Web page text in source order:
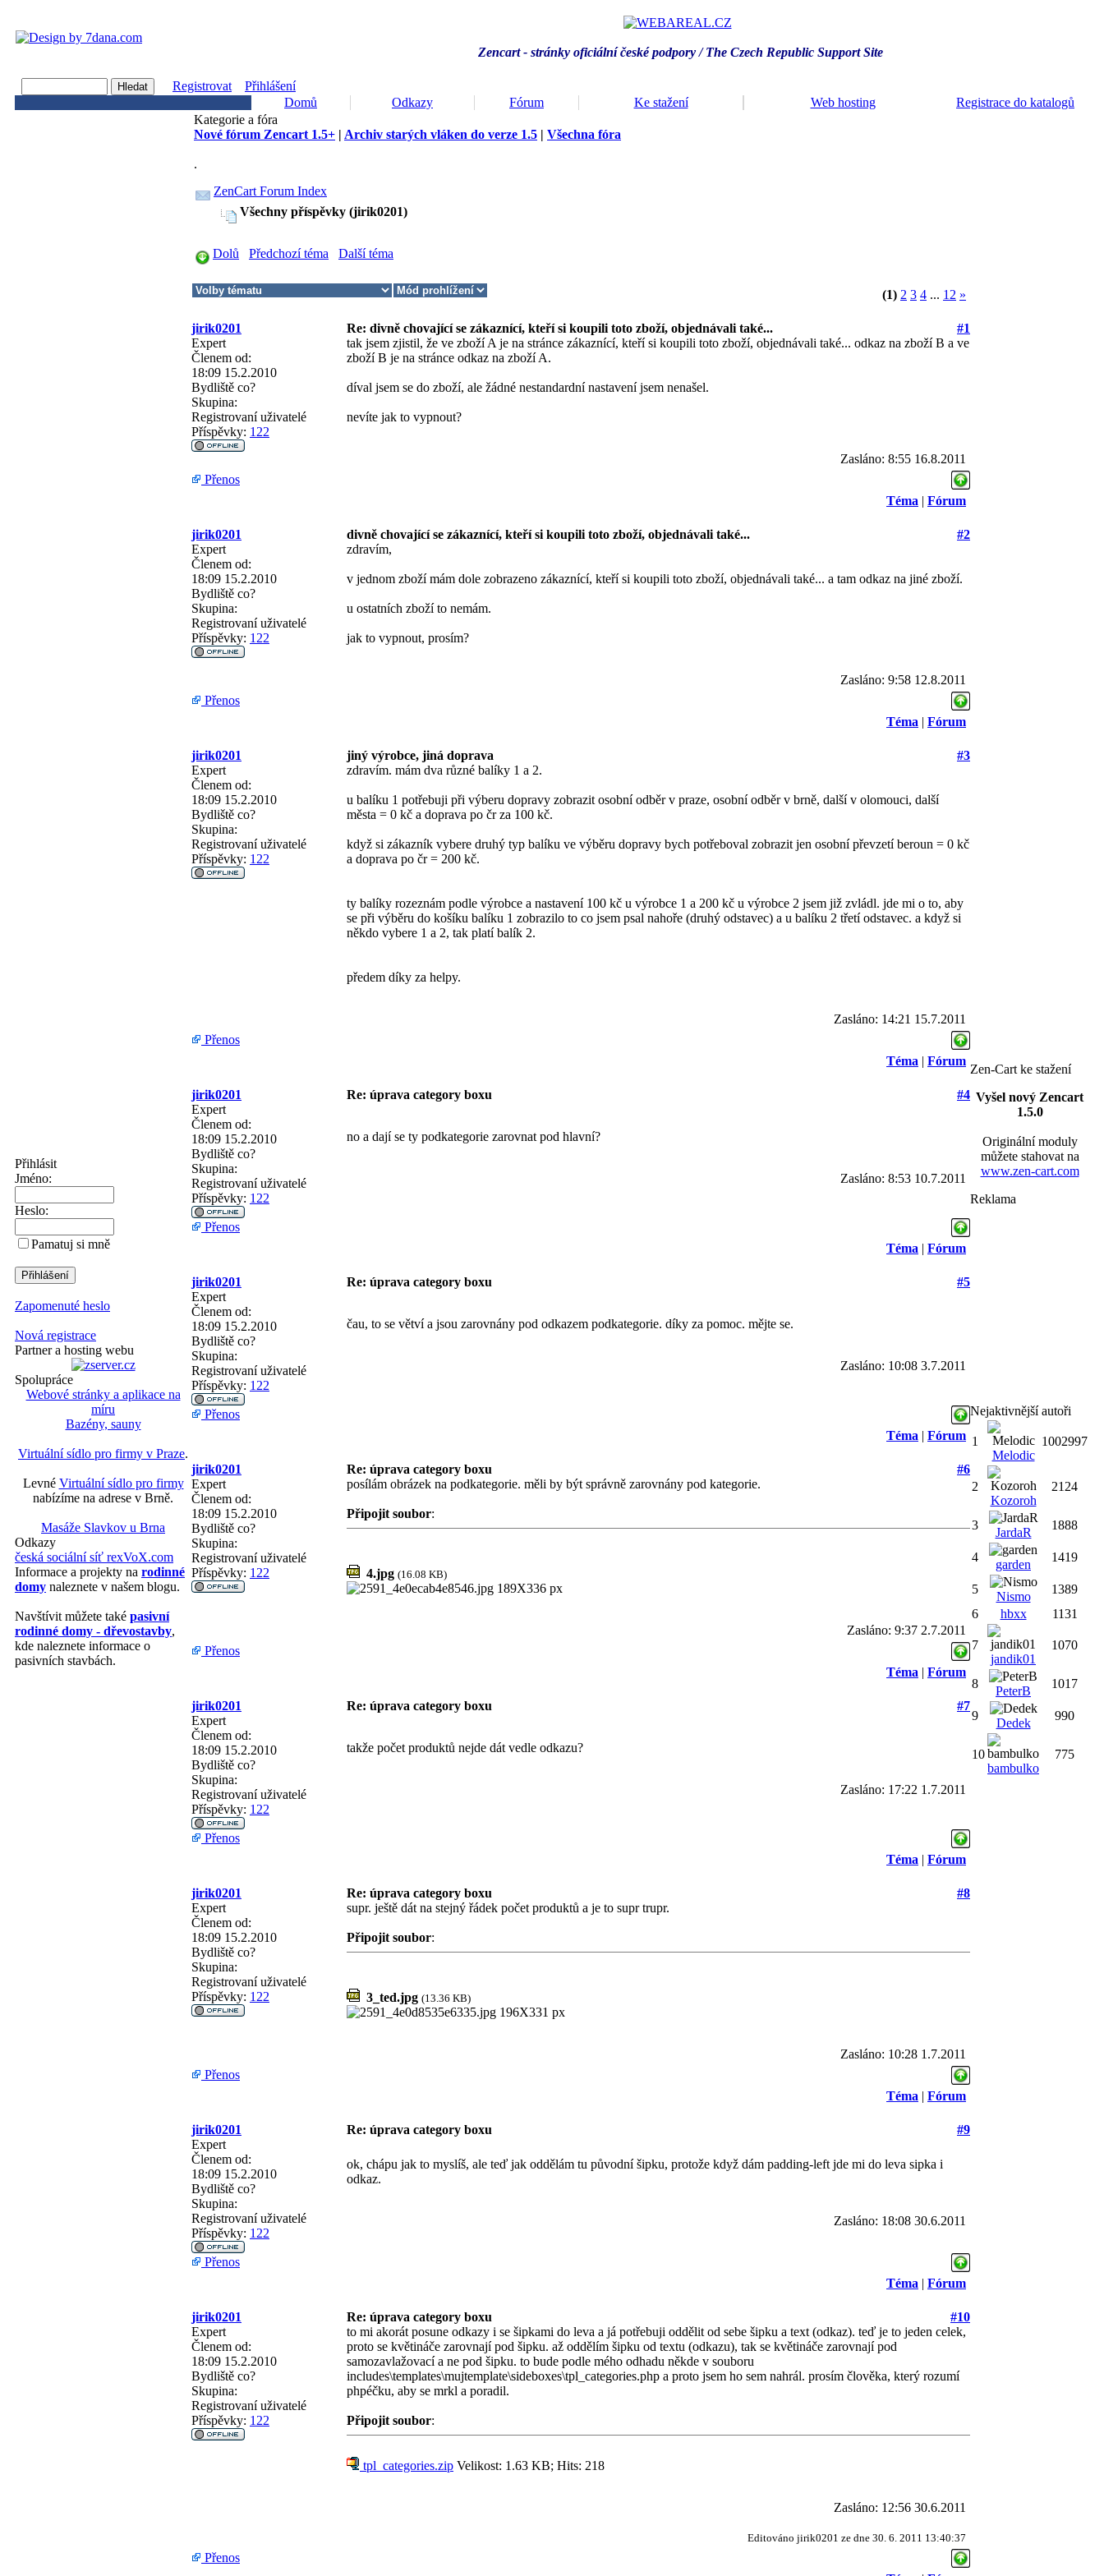
Zencart - stránky oficiální české podpory / The Czech Republic Support Site
Registrovat
Přihlášení
Domů
Odkazy Fórum Ke stažení Web hosting Registrace do katalogů
Přihlásit
Jméno:
Heslo:
Pamatuj si mně
Zapomenuté heslo
Nová registrace
Partner a hosting webu
Spolupráce
Webové stránky a aplikace na
míru
Bazény, sauny
Virtuální sídlo pro firmy v Praze.
Levné Virtuální sídlo pro firmy
nabízíme na adrese v Brně.
Masáže Slavkov u Brna
Odkazy
česká sociální síť rexVoX.com
Informace a projekty na rodinné
domy naleznete v našem blogu.
Navštívit můžete také pasivní
rodinné domy - dřevostavby,
kde naleznete informace o
pasivních stavbách.
Kategorie a fóra
Nové fórum Zencart 1.5+ | Archiv starých vláken do verze 1.5 | Všechna fóra
.
ZenCart Forum Index
Všechny příspěvky (jirik0201)
Dolů Předchozí téma Další téma
(1) 2 3 4 ... 12 »
jirik0201 Re: divně chovající se zákaznící, kteří si koupili toto zboží, objednávali také...
#1
Expert
Členem od:
18:09 15.2.2010
Bydliště co?
Skupina:
Registrovaní uživatelé
Příspěvky: 122
tak jsem zjistil, že ve zboží A je na stránce zákaznící, kteří si koupili toto zboží, objednávali také... odkaz na zboží B a ve
zboží B je na stránce odkaz na zboží A.
díval jsem se do zboží, ale žádné nestandardní nastavení jsem nenašel.
nevíte jak to vypnout?
Zasláno: 8:55 16.8.2011
Přenos
Téma | Fórum
jirik0201 divně chovající se zákaznící, kteří si koupili toto zboží, objednávali také...
#2
Expert
Členem od:
18:09 15.2.2010
Bydliště co?
Skupina:
Registrovaní uživatelé
Příspěvky: 122
zdravím,
v jednom zboží mám dole zobrazeno zákaznící, kteří si koupili toto zboží, objednávali také... a tam odkaz na jiné zboží.
u ostatních zboží to nemám.
jak to vypnout, prosím?
Zasláno: 9:58 12.8.2011
Přenos
Téma | Fórum
jirik0201 jiný výrobce, jiná doprava
#3
Expert
Členem od:
18:09 15.2.2010
Bydliště co?
Skupina:
Registrovaní uživatelé
Příspěvky: 122
zdravím. mám dva různé balíky 1 a 2.
u balíku 1 potřebuji při výberu dopravy zobrazit osobní odběr v praze, osobní odběr v brně, další v olomouci, další
města = 0 kč a doprava po čr za 100 kč.
když si zákazník vybere druhý typ balíku ve výběru dopravy bych potřeboval zobrazit jen osobní převzetí beroun = 0 kč
a doprava po čr = 200 kč.
ty balíky rozeznám podle výrobce a nastavení 100 kč u výrobce 1 a 200 kč u výrobce 2 jsem již zvládl. jde mi o to, aby
se při výběru do košíku balíku 1 zobrazilo to co jsem psal nahoře (druhý odstavec) a u balíku 2 třetí odstavec. a když si
někdo vybere 1 a 2, tak platí balík 2.
předem díky za helpy.
Zasláno: 14:21 15.7.2011
Přenos
Téma | Fórum
jirik0201 Re: úprava category boxu
#4
Expert
Členem od:
18:09 15.2.2010
Bydliště co?
Skupina:
Registrovaní uživatelé
Příspěvky: 122
no a dají se ty podkategorie zarovnat pod hlavní?
Zasláno: 8:53 10.7.2011
Přenos
Téma | Fórum
jirik0201 Re: úprava category boxu
#5
Expert
Členem od:
18:09 15.2.2010
Bydliště co?
Skupina:
Registrovaní uživatelé
Příspěvky: 122
čau, to se větví a jsou zarovnány pod odkazem podkategorie. díky za pomoc. mějte se.
Zasláno: 10:08 3.7.2011
Přenos
Téma | Fórum
jirik0201 Re: úprava category boxu
#6
Expert
Členem od:
18:09 15.2.2010
Bydliště co?
Skupina:
Registrovaní uživatelé
Příspěvky: 122
posílám obrázek na podkategorie. měli by být správně zarovnány pod kategorie.
Připojit soubor:
4.jpg (16.08 KB)
Zasláno: 9:37 2.7.2011
Přenos
Téma | Fórum
jirik0201 Re: úprava category boxu
#7
Expert
Členem od:
18:09 15.2.2010
Bydliště co?
Skupina:
Registrovaní uživatelé
Příspěvky: 122
takže počet produktů nejde dát vedle odkazu?
Zasláno: 17:22 1.7.2011
Přenos
Téma | Fórum
jirik0201 Re: úprava category boxu
#8
Expert
Členem od:
18:09 15.2.2010
Bydliště co?
Skupina:
Registrovaní uživatelé
Příspěvky: 122
supr. ještě dát na stejný řádek počet produktů a je to supr trupr.
Připojit soubor:
3_ted.jpg (13.36 KB)
Zasláno: 10:28 1.7.2011
Přenos
Téma | Fórum
jirik0201 Re: úprava category boxu
#9
Expert
Členem od:
18:09 15.2.2010
Bydliště co?
Skupina:
Registrovaní uživatelé
Příspěvky: 122
ok, chápu jak to myslíš, ale teď jak oddělám tu původní šipku, protože když dám padding-left jde mi do leva sipka i
odkaz.
Zasláno: 18:08 30.6.2011
Přenos
Téma | Fórum
jirik0201 Re: úprava category boxu
#10
Expert
Členem od:
18:09 15.2.2010
Bydliště co?
Skupina:
Registrovaní uživatelé
Příspěvky: 122
to mi akorát posune odkazy i se šipkami do leva a já potřebuji oddělit od sebe šipku a text (odkaz). teď je to jeden celek,
proto se květináče zarovnají pod šipku. až oddělím šipku od textu (odkazu), tak se květináče zarovnají pod
samozavlažovací a ne pod šipku. to bude podle mého odhadu někde v souboru
includes\templates\mujtemplate\sideboxes\tpl_categories.php a proto jsem ho sem nahrál. prosím člověka, který rozumí
phpéčku, aby se mrkl a poradil.
Připojit soubor:
tpl_categories.zip Velikost: 1.63 KB; Hits: 218
Zasláno: 12:56 30.6.2011
Editováno jirik0201 ze dne 30. 6. 2011 13:40:37
Přenos
Zen-Cart ke stažení
Vyšel nový Zencart
1.5.0
Originální moduly
můžete stahovat na
www.zen-cart.com
Reklama
Nejaktivnější autoři
1
Melodic
1002997
2
Kozoroh
2124
3
JardaR
1888
4
garden
1419
5
Nismo
1389
6
hbxx 1131
7
jandik01
1070
8
PeterB
1017
9
Dedek
990
10
bambulko
775